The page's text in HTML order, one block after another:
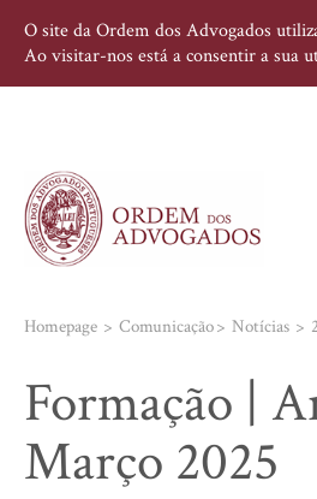
O site da Ordem dos Advogados
Ao visitar-nos está a consentir a sua
Homepage Comunicação Notícias
Formação |
Março 2025